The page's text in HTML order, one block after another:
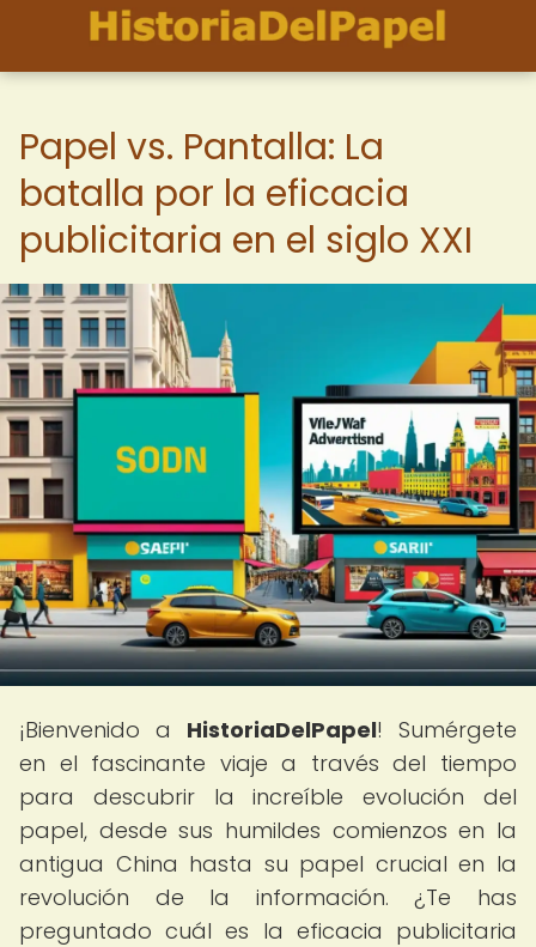
Papel vs. Pantalla: La
batalla por la eficacia
publicitaria en el siglo XXI
¡Bienvenido a HistoriaDelPapel! Sumérgete
en el fascinante viaje a través del tiempo
para descubrir la increíble evolución del
papel, desde sus humildes comienzos en la
antigua China hasta su papel crucial en la
revolución de la información. ¿Te has
preguntado cuál es la eficacia publicitaria